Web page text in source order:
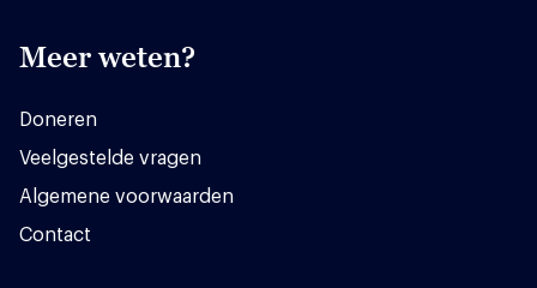
Meer weten?
Doneren
Veelgestelde vragen
Algemene voorwaarden
Contact